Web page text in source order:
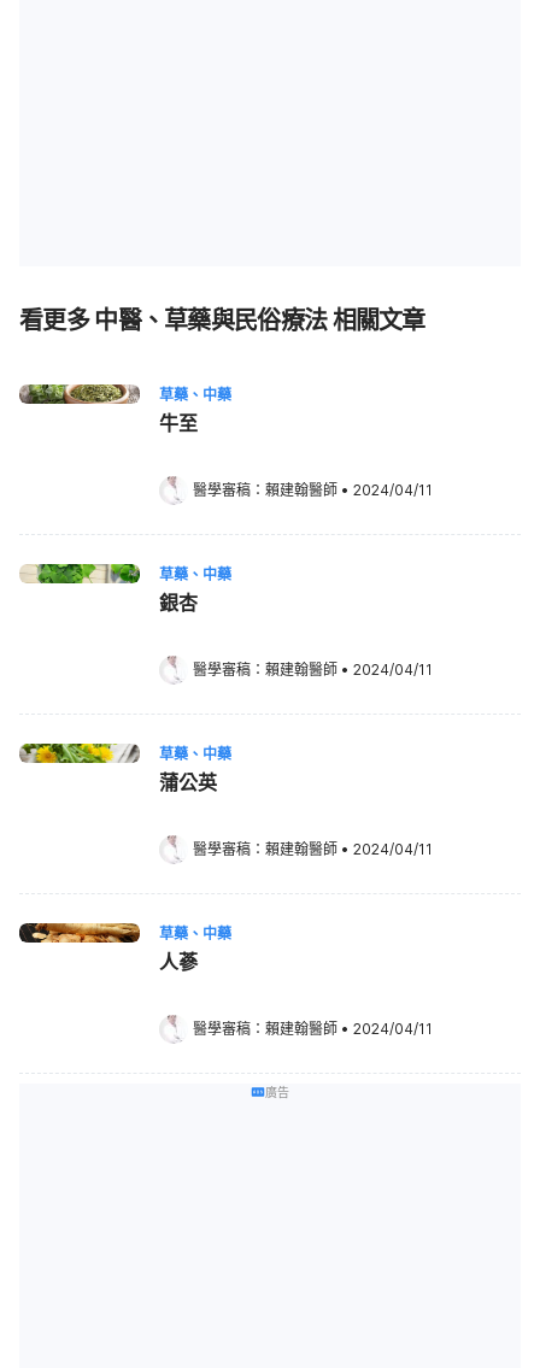
看更多 中醫、草藥與民俗療法 相關文章
草藥、中藥
牛至
醫學審稿： 賴建翰醫師 • 2024/04/11
草藥、中藥
銀杏
醫學審稿： 賴建翰醫師 • 2024/04/11
草藥、中藥
蒲公英
醫學審稿： 賴建翰醫師 • 2024/04/11
草藥、中藥
人蔘
醫學審稿： 賴建翰醫師 • 2024/04/11
廣告